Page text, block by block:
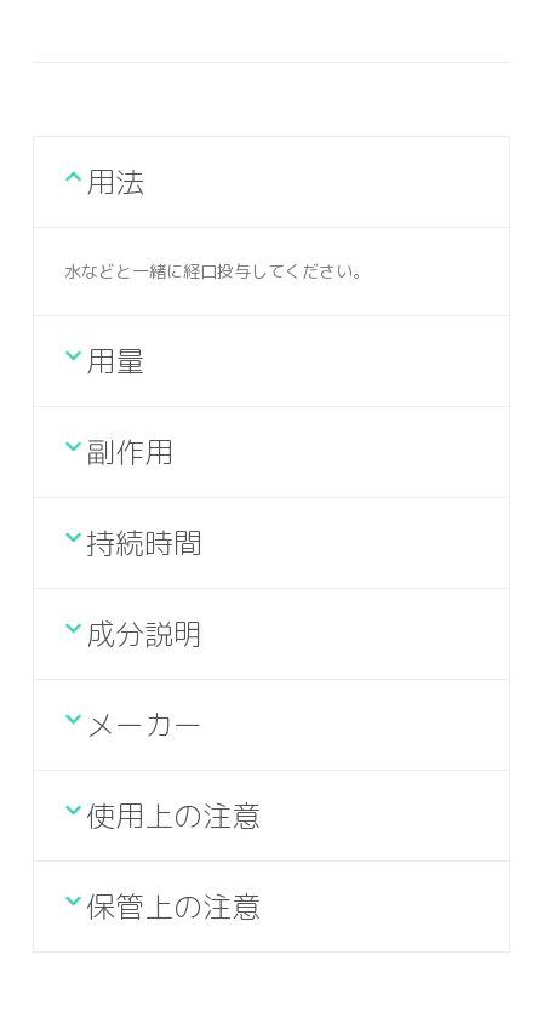
用法
水などと一緒に経口投与してください。
用量
副作用
持続時間
成分説明
メーカー
使用上の注意
保管上の注意